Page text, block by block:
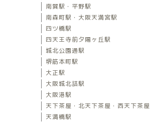
南巽駅・平野駅
南森町駅・大阪天満宮駅
四ツ橋駅
四天王寺前夕陽ヶ丘駅
城北公園通駅
堺筋本町駅
大正駅
大阪城北詰駅
大阪港駅
天下茶屋・北天下茶屋・西天下茶屋
天満橋駅